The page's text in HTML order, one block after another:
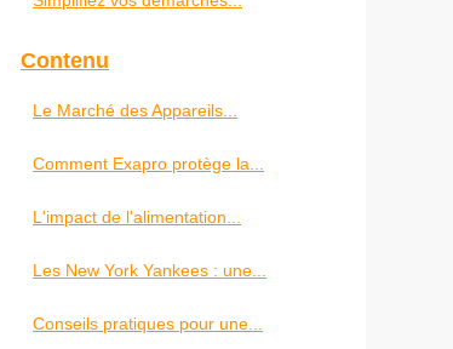
Contenu
Le Marché des Appareils...
Comment Exapro protège la...
L'impact de l'alimentation...
Les New York Yankees : une...
Conseils pratiques pour une...